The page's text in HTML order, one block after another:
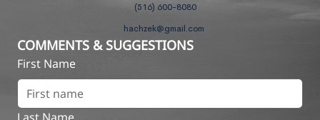
(516) 600-8080
hachzek@gmail.com
COMMENTS & SUGGESTIONS
First Name